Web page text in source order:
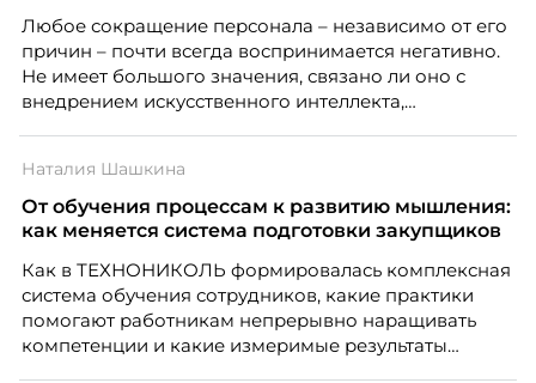
People Analytics, приглашённый лектор НИУ ВШЭ и
МИФИ, автор книги «Дао женской карьеры».
Любое сокращение персонала – независимо от его
причин – почти всегда воспринимается негативно.
Не имеет большого значения, связано ли оно с
внедрением искусственного интеллекта,
структуры компании. Для сотрудников сокращения
означают потерю стабильности, а для внешнего
рынка становятся сигналом о возможных
нередко превращаются в фактор, который
негативно влияет HR-бренд работодателя.
Наталия Шашкина
От обучения процессам к развитию мышления:
как меняется система подготовки закупщиков
Как в ТЕХНОНИКОЛЬ формировалась комплексная
система обучения сотрудников, какие практики
помогают работникам непрерывно наращивать
компетенции и какие измеримые результаты